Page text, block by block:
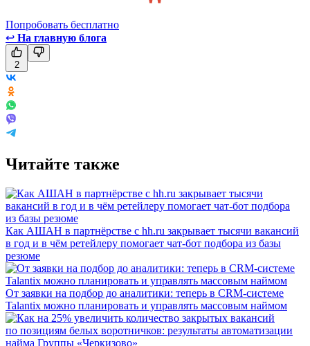
Попробовать бесплатно
↩ На главную блога
2
Читайте также
Как АШАН в партнёрстве с hh.ru закрывает тысячи вакансий
в год и в чём ретейлеру помогает чат-бот подбора из базы
резюме
От заявки на подбор до аналитики: теперь в CRM-системе
Talantix можно планировать и управлять массовым наймом